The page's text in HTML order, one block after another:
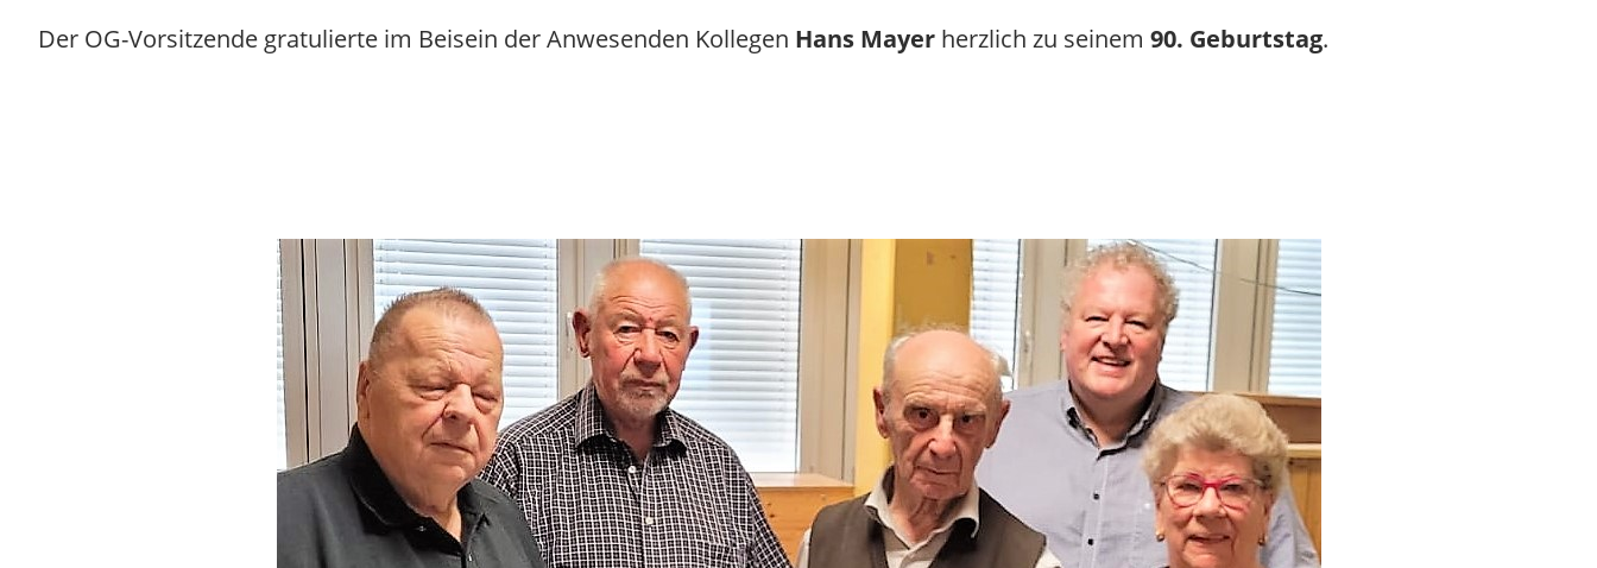
Der OG-Vorsitzende gratulierte im Beisein der Anwesenden Kollegen Hans Mayer herzlich zu seinem 90. Geburtstag.